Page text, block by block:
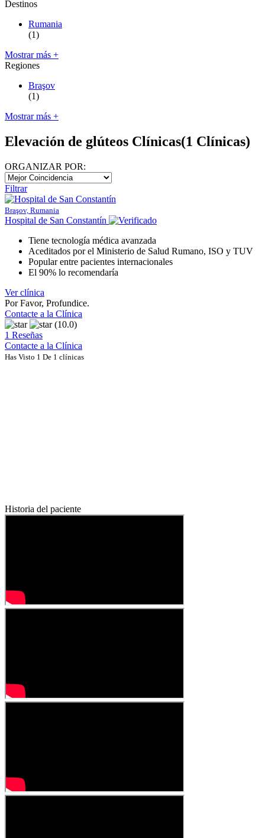
Destinos
Rumania
(1)
Mostrar más +
Regiones
Braşov
(1)
Mostrar más +
Elevación de glúteos Clínicas(1 Clínicas)
ORGANIZAR POR:
Filtrar
Braşov, Rumania
Hospital de San Constantín
Tiene tecnología médica avanzada
Aceditados por el Ministerio de Salud Rumano, ISO y TUV
Popular entre pacientes internacionales
El 90% lo recomendaría
Ver clínica
Por Favor, Profundice.
Contacte a la Clínica
(10.0)
1 Reseñas
Contacte a la Clínica
Has Visto 1 De 1 clínicas
Historia del paciente